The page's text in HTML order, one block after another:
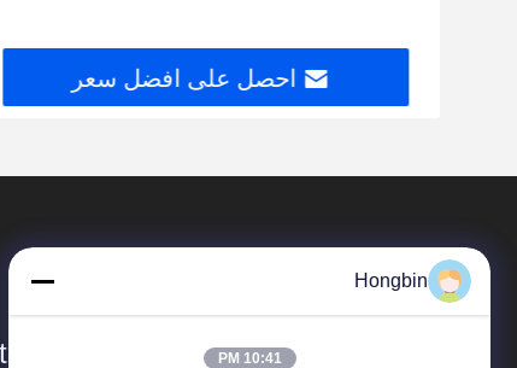
احصل على افضل سعر
Hongbin
10:41 PM